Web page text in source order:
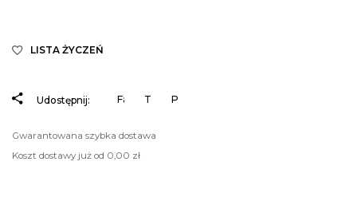
LISTA ŻYCZEŃ
Udostępnij: FacebookTweetujPinterest
Gwarantowana szybka dostawa
Koszt dostawy już od 0,00 zł